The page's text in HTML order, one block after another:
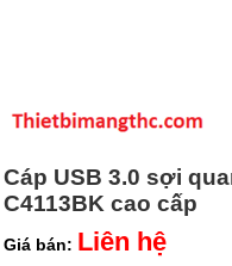
Cáp USB 3.0 sợi
C4113BK cao cấp
Giá bán: Liên hệ